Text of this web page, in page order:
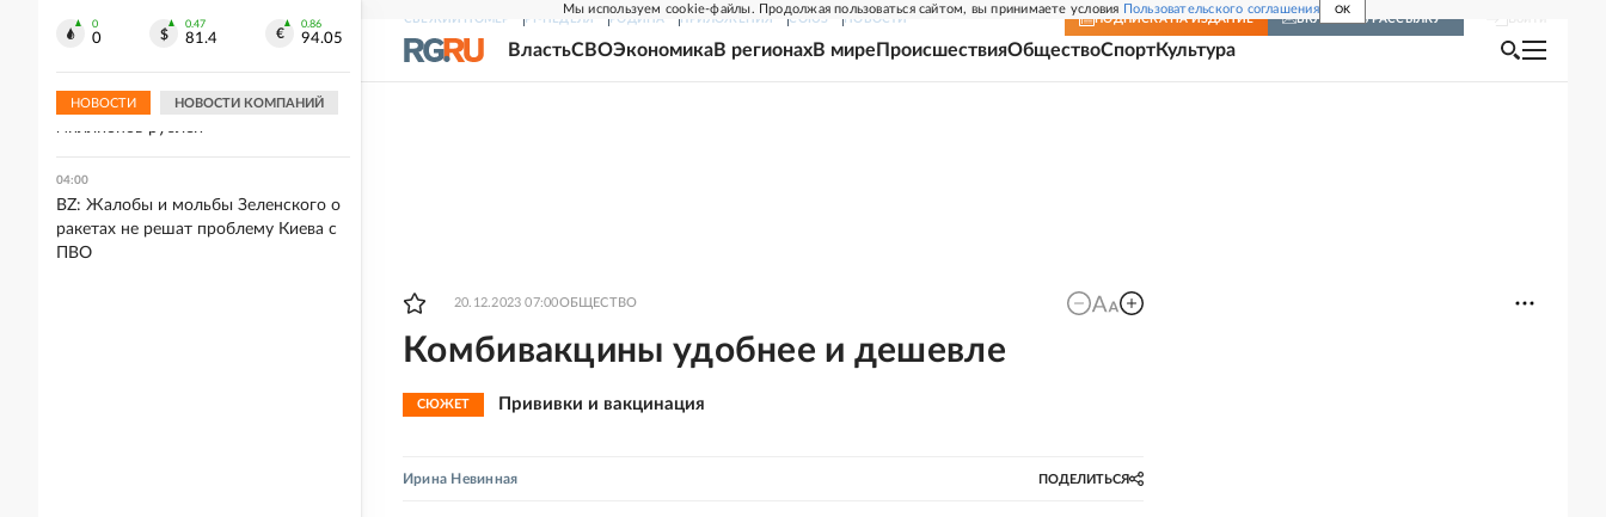
Мы используем cookie-файлы. Продолжая пользоваться сайтом, вы принимаете условия Пользовательского соглашения OK
СВЕЖИЙ НОМЕР РГ-НЕДЕЛЯ РОДИНА ПРИЛОЖЕНИЯ СОЮЗ НОВОСТИ ПОДПИСКА НА ИЗДАНИЕ ВКЛЮЧИТЬ РАССЫЛКУ
ВластьСВОЭкономикаВ регионахВ мире ПроисшествияОбществоСпортКультура
20.12.2023 07:00ОБЩЕСТВО
Комбивакцины удобнее и дешевле
СЮЖЕТ Прививки и вакцинация
Ирина Невинная ПОДЕЛИТЬСЯ
0
0
0.47
81.4
0.86
94.05
НОВОСТИ НОВОСТИ КОМПАНИЙ
мошенникам более девяти
миллионов рублей
04:00
BZ: Жалобы и мольбы Зеленского о
ракетах не решат проблему Киева с
ПВО